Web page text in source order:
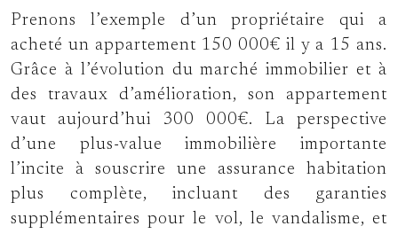
Prenons l’exemple d’un propriétaire qui a
acheté un appartement 150 000€ il y a 15 ans.
Grâce à l’évolution du marché immobilier et à
des travaux d’amélioration, son appartement
vaut aujourd’hui 300 000€. La perspective
d’une plus-value immobilière importante
l’incite à souscrire une assurance habitation
plus complète, incluant des garanties
supplémentaires pour le vol, le vandalisme, et